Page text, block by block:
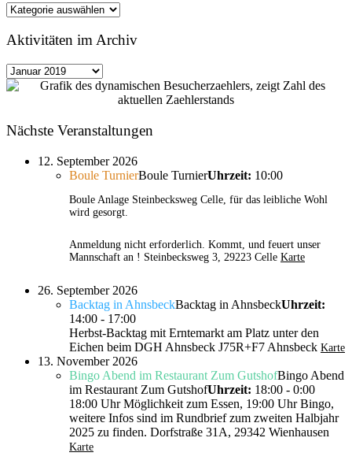
Kategorien
Aktivitäten im Archiv
Aktivitäten
im
Nächste Veranstaltungen
12. September 2026
Boule TurnierBoule TurnierUhrzeit: 10:00
Boule Anlage Steinbecksweg Celle, für das leibliche Wohl
wird gesorgt.
Anmeldung nicht erforderlich. Kommt, und feuert unser
Mannschaft an ! Steinbecksweg 3, 29223 Celle Karte
26. September 2026
Backtag in AhnsbeckBacktag in AhnsbeckUhrzeit:
14:00 - 17:00
Herbst-Backtag mit Erntemarkt am Platz unter den
Eichen beim DGH Ahnsbeck J75R+F7 Ahnsbeck Karte
13. November 2026
Bingo Abend im Restaurant Zum GutshofBingo Abend
im Restaurant Zum GutshofUhrzeit: 18:00 - 0:00
18:00 Uhr Möglichkeit zum Essen, 19:00 Uhr Bingo,
weitere Infos sind im Rundbrief zum zweiten Halbjahr
2025 zu finden. Dorfstraße 31A, 29342 Wienhausen
Karte